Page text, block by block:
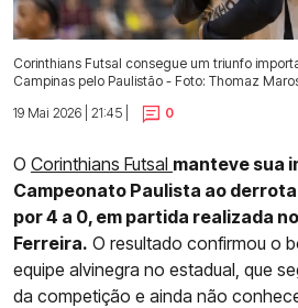
Corinthians Futsal consegue um triunfo
Campinas pelo Paulistão - Foto: Thomaz
19 Mai 2026 | 21:45 |
0
O Corinthians Futsal manteve sua
Campeonato Paulista ao
por 4 a 0, em partida realizada
Ferreira. O resultado confirmou o
equipe alvinegra no estadual, que
da competição e ainda não